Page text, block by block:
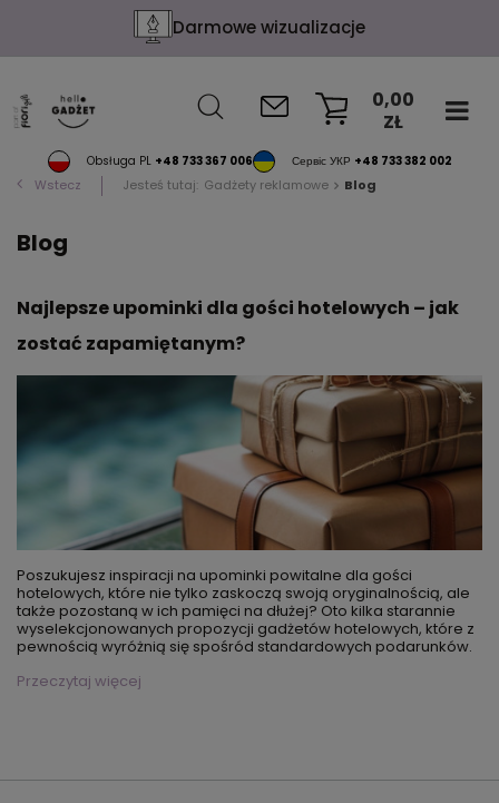
Darmowe wizualizacje
Obsługa PL +48 733 367 006 Сервіс УКР +48 733 382 002
0,00
ZŁ
Wstecz Jesteś tutaj: Gadżety reklamowe Blog
Blog
Najlepsze upominki dla gości hotelowych – jak
zostać zapamiętanym?
Poszukujesz inspiracji na upominki powitalne dla gości
hotelowych, które nie tylko zaskoczą swoją oryginalnością, ale
także pozostaną w ich pamięci na dłużej? Oto kilka starannie
wyselekcjonowanych propozycji gadżetów hotelowych, które z
pewnością wyróżnią się spośród standardowych podarunków.
Przeczytaj więcej